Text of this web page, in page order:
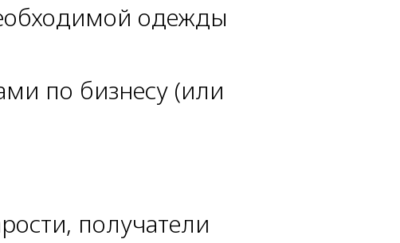
одежды
по бизнесу (или
получатели